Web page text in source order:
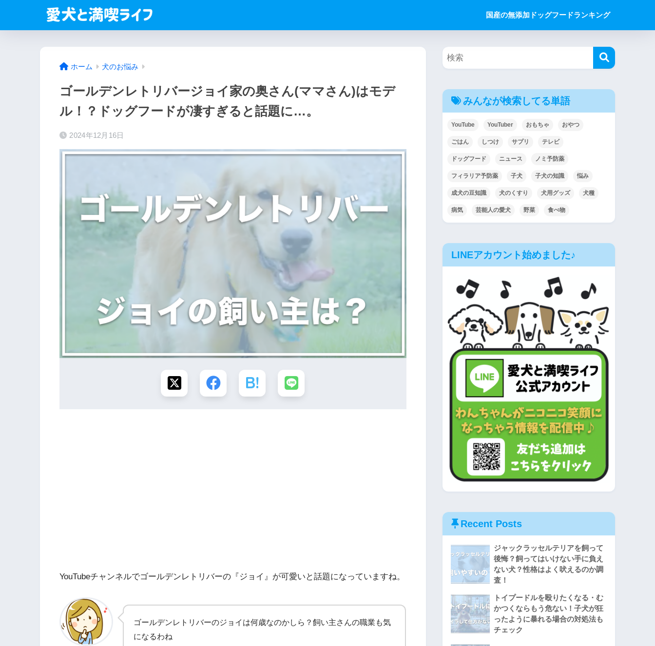
国産の無添加ドッグフードランキング
ホーム 犬のお悩み
ゴールデンレトリバージョイ家の奥さん(ママさん)はモデ
ル！？ドッグフードが凄すぎると話題に…。
2024年12月16日
YouTubeチャンネルでゴールデンレトリバーの『ジョイ』が可愛いと話題になっていますね。
ゴールデンレトリバーのジョイは何歳なのかしら？飼い主さんの職業も気
になるわね
みんなが検索してる単語
YouTube YouTuber おもちゃ おやつ
ごはん しつけ サプリ テレビ
ドッグフード ニュース ノミ予防薬
フィラリア予防薬 子犬 子犬の知識 悩み
成犬の豆知識 犬のくすり 犬用グッズ 犬種
病気 芸能人の愛犬 野菜 食べ物
LINEアカウント始めました♪
Recent Posts
ジャックラッセルテリアを飼って
後悔？飼ってはいけない手に負え
ない犬？性格はよく吠えるのか調
査！
トイプードルを殴りたくなる・む
かつくならもう危ない！子犬が狂
ったように暴れる場合の対処法も
チェック